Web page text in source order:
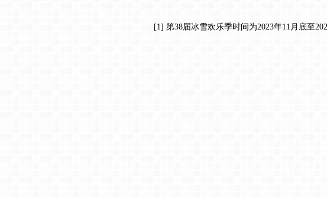
[1] 第38届冰雪欢乐季时间为2023年11月底至